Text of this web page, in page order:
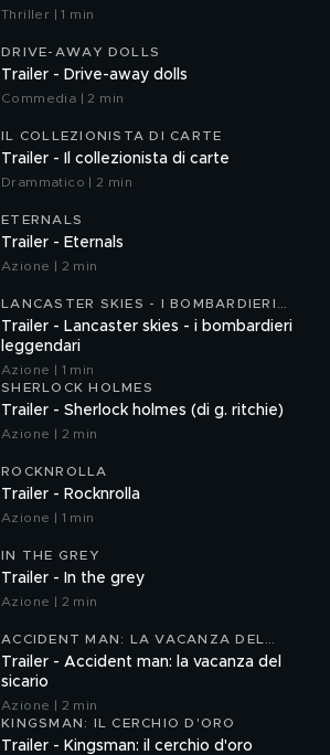
Thriller | 1 min
DRIVE-AWAY DOLLS
Trailer - Drive-away dolls
Commedia | 2 min
IL COLLEZIONISTA DI CARTE
Trailer - Il collezionista di carte
Drammatico | 2 min
ETERNALS
Trailer - Eternals
Azione | 2 min
LANCASTER SKIES - I BOMBARDIERI
LEGGENDARI
Trailer - Lancaster skies - i bombardieri
leggendari
Azione | 1 min
SHERLOCK HOLMES
Trailer - Sherlock holmes (di g. ritchie)
Azione | 2 min
ROCKNROLLA
Trailer - Rocknrolla
Azione | 1 min
IN THE GREY
Trailer - In the grey
Azione | 2 min
ACCIDENT MAN: LA VACANZA DEL
SICARIO
Trailer - Accident man: la vacanza del
sicario
Azione | 2 min
KINGSMAN: IL CERCHIO D'ORO
Trailer - Kingsman: il cerchio d'oro